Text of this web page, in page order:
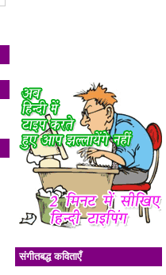
संगीतबद्ध कविताएँ